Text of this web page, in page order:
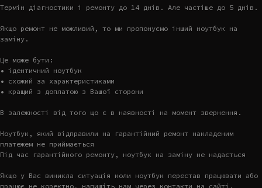
Термін діагностики і ремонту до 14 днів. Але частіше до 5 днів.
Якщо ремонт не можливий, то ми пропонуємо інший ноутбук на
заміну.
Це може бути:
• ідентичний ноутбук
• схожий за характеристиками
• кращий з доплатою з Вашої сторони
В залежності від того що є в наявності на момент звернення.
Ноутбук, який відправили на гарантійний ремонт накладеним
платежем не приймається
Під час гарантійного ремонту, ноутбук на заміну не надається
Якщо у Вас виникла ситуація коли ноутбук перестав працювати або
працює не коректно, напишіть нам через контакти на сайті.